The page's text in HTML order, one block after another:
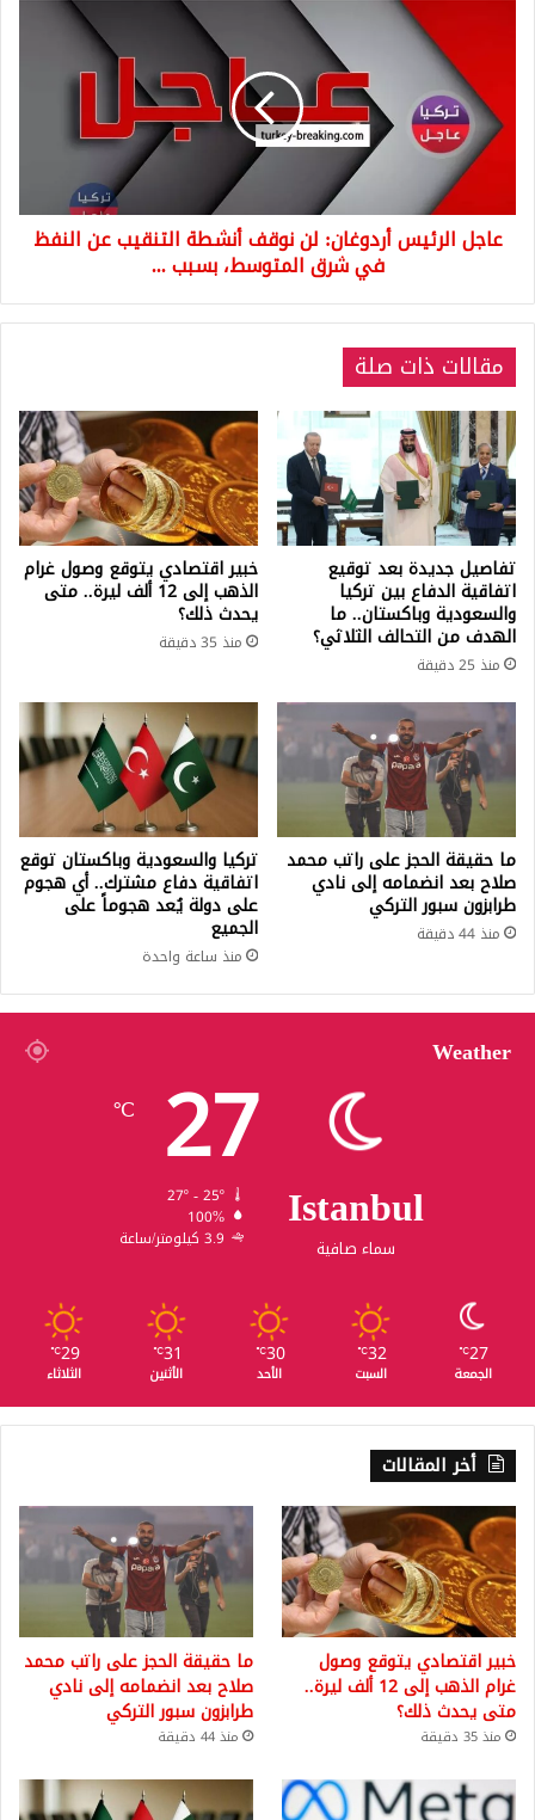
نوقف
أنشطة
التنقيب
النفظ
في
بسبب
عاجل الرئيس أردوغان: لن نوقف أنشطة التنقيب عن النفظ
في شرق المتوسط، بسبب ...
مقالات ذات صلة
تفاصيل جديدة بعد توقيع
اتفاقية الدفاع بين تركيا
والسعودية وباكستان.. ما
الهدف من التحالف الثلاثي؟
منذ 25 دقيقة
خبير اقتصادي يتوقع وصول غرام
الذهب إلى 12 ألف ليرة.. متى
يحدث ذلك؟
منذ 35 دقيقة
ما حقيقة الحجز على راتب محمد
صلاح بعد انضمامه إلى نادي
طرابزون سبور التركي
منذ 44 دقيقة
تركيا والسعودية وباكستان توقع
اتفاقية دفاع مشترك.. أي هجوم
على دولة يُعد هجوماً على
الجميع
منذ ساعة واحدة
Weather
Istanbul
سماء صافية
27
℃
27º - 25º
100%
3.9 كيلومتر/ساعة
27
℃
الجمعة
32
℃
السبت
30
℃
الأحد
31
℃
الأثنين
29
℃
الثلاثاء
أخر المقالات
خبير اقتصادي يتوقع وصول
غرام الذهب إلى 12 ألف ليرة..
متى يحدث ذلك؟
منذ 35 دقيقة
ما حقيقة الحجز على راتب محمد
صلاح بعد انضمامه إلى نادي
طرابزون سبور التركي
منذ 44 دقيقة